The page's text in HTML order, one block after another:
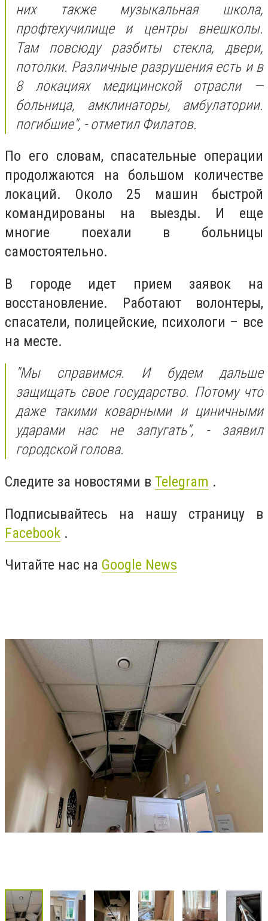
них также музыкальная школа,
профтехучилище и центры внешколы.
Там повсюду разбиты стекла, двери,
потолки. Различные разрушения есть и в
8 локациях медицинской отрасли —
больница, амклинаторы, амбулатории.
погибшие", - отметил Филатов.
По его словам, спасательные операции
продолжаются на большом количестве
локаций. Около 25 машин быстрой
командированы на выезды. И еще
многие поехали в больницы
самостоятельно.
В городе идет прием заявок на
восстановление. Работают волонтеры,
спасатели, полицейские, психологи – все
на месте.
"Мы справимся. И будем дальше
защищать свое государство. Потому что
даже такими коварными и циничными
ударами нас не запугать", - заявил
городской голова.
Следите за новостями в Telegram .
Подписывайтесь на нашу страницу в
Facebook .
Читайте нас на Google News